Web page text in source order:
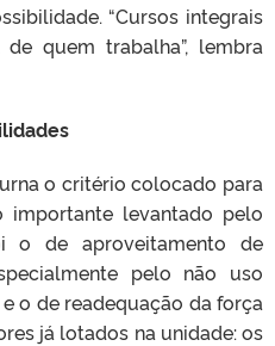
“Cursos integrais
quem trabalha”, lembra
o critério colocado para
importante levantado pelo
o de aproveitamento de
pelo não uso
o de readequação da força
já lotados na unidade: os